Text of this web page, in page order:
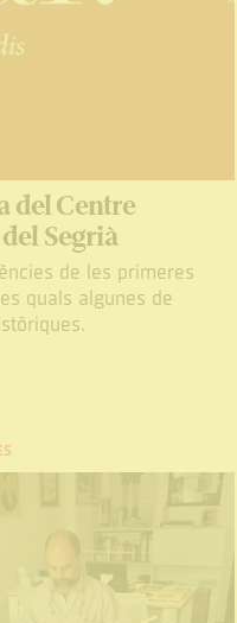
del Centre
Segrià
de les primeres
quals algunes de